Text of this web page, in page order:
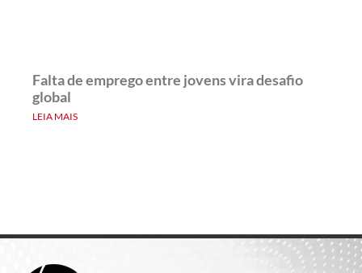
Falta de emprego entre jovens vira desafio
global
LEIA MAIS